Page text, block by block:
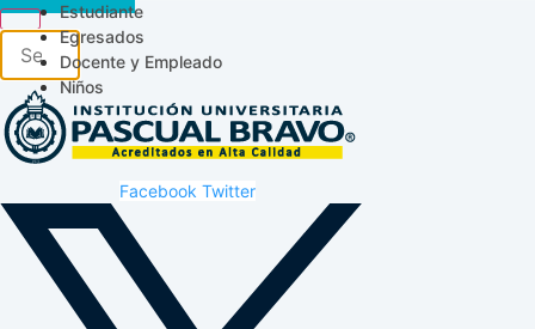
Estudiante
Egresados
Docente y Empleado
Niños
Facebook Twitter